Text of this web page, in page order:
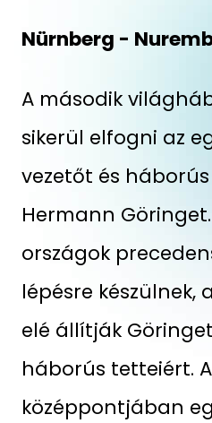
Nürnberg -
A második
sikerül elfogni az
vezetőt és
Hermann
országok
lépésre készülnek,
elé állítják
háborús tetteiért.
középpontjában